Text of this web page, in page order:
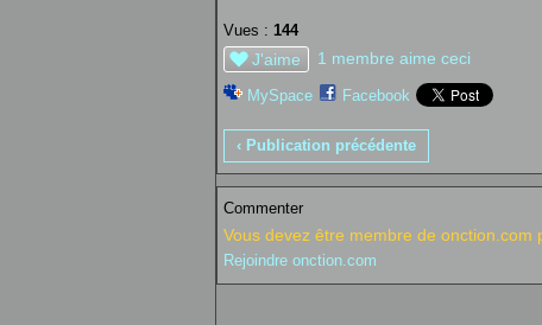
Vues : 144
J'aime 1 membre aime ceci
MySpace Facebook
‹ Publication précédente
Commenter
Vous devez être membre de onction.com
Rejoindre onction.com